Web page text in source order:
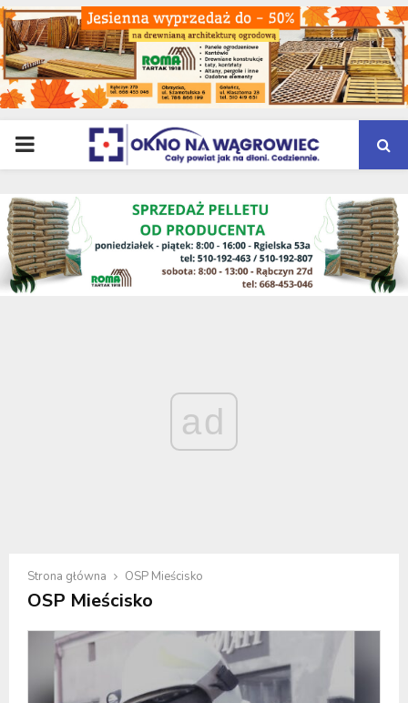
PRIMARY
MENU
ad
Strona główna OSP Mieścisko
OSP Mieścisko